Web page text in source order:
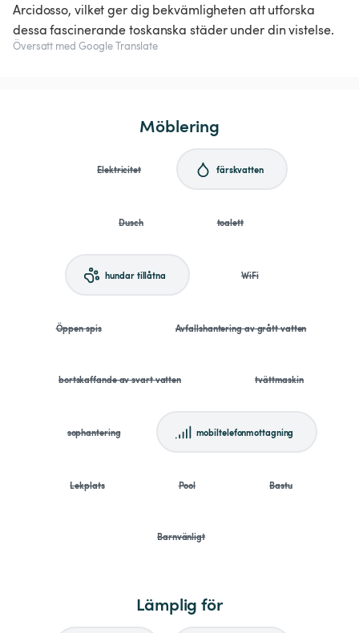
Arcidosso, vilket ger dig bekvämligheten att utforska
dessa fascinerande toskanska städer under din vistelse.
Översatt med Google Translate
Möblering
Elektricitet färskvatten
Dusch toalett
hundar tillåtna WiFi
Öppen spis Avfallshantering av grått vatten
bortskaffande av svart vatten tvättmaskin
sophantering mobiltelefonmottagning
Lekplats Pool Bastu
Barnvänligt
Lämplig för